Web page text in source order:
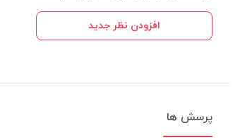
افزودن نظر جدید
پرسش ها